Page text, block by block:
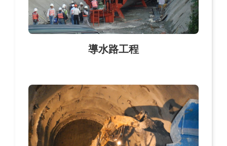
導水路工程